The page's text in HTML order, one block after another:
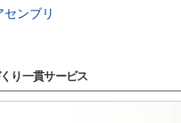
ンブリ
り一貫サービス